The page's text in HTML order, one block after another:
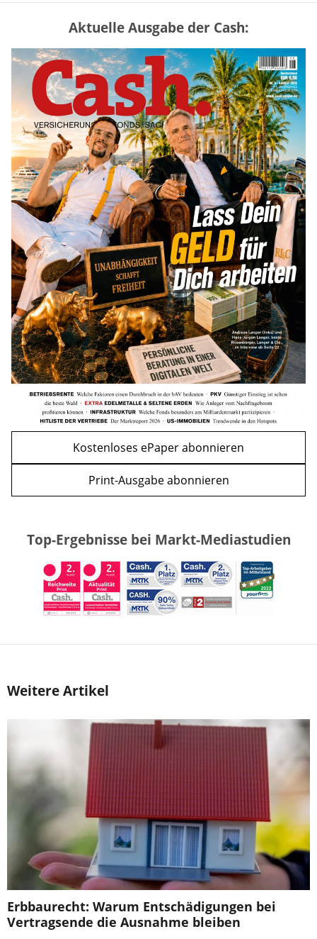
WEITERE ARTIKEL
zurückweiter
Vermieter-Zutritt: Wann Mieter
die Wohnung öffnen müssen
mehr
Goldpreis erreicht Sieben-Wochen-
Hoch nach schwachen US-Jobdaten
mehr
US-Kryptogesetz auf der Kippe:
Drei Streitpunkte bremsen den CLARITY
Act
mehr
Aktuelle Ausgabe der Cash:
Kostenloses ePaper abonnieren
Print-Ausgabe abonnieren
Top-Ergebnisse bei Markt-Mediastudien
Weitere Artikel
Erbbaurecht: Warum Entschädigungen bei
Vertragsende die Ausnahme bleiben